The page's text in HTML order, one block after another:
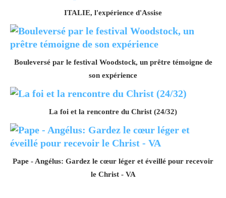
ITALIE, l'expérience d'Assise
Bouleversé par le festival Woodstock, un prêtre témoigne de
son expérience
La foi et la rencontre du Christ (24/32)
Pape - Angélus: Gardez le cœur léger et éveillé pour recevoir
le Christ - VA